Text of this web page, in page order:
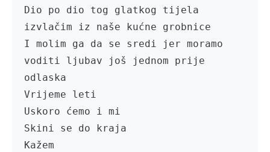
Dio po dio tog glatkog tijela
izvlačim iz naše kućne grobnice
I molim ga da se sredi jer moramo
voditi ljubav još jednom prije
odlaska
Vrijeme leti
Uskoro ćemo i mi
Skini se do kraja
Kažem